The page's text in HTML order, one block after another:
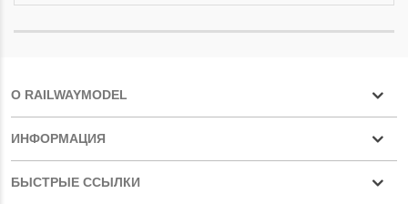
О RAILWAYMODEL
ИНФОРМАЦИЯ
БЫСТРЫЕ ССЫЛКИ